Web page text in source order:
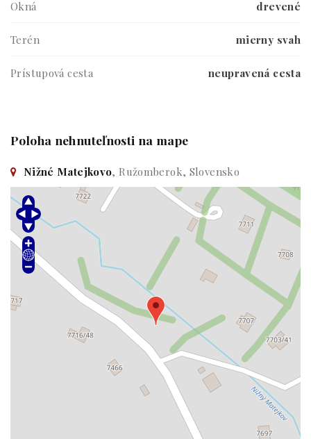
Okná drevené
Terén mierny svah
Prístupová cesta neupravená cesta
Poloha nehnuteľnosti na mape
Nižné Matejkovo, Ružomberok, Slovensko